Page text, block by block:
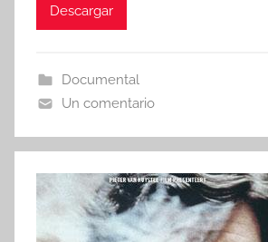
Descargar
Documental
Un comentario